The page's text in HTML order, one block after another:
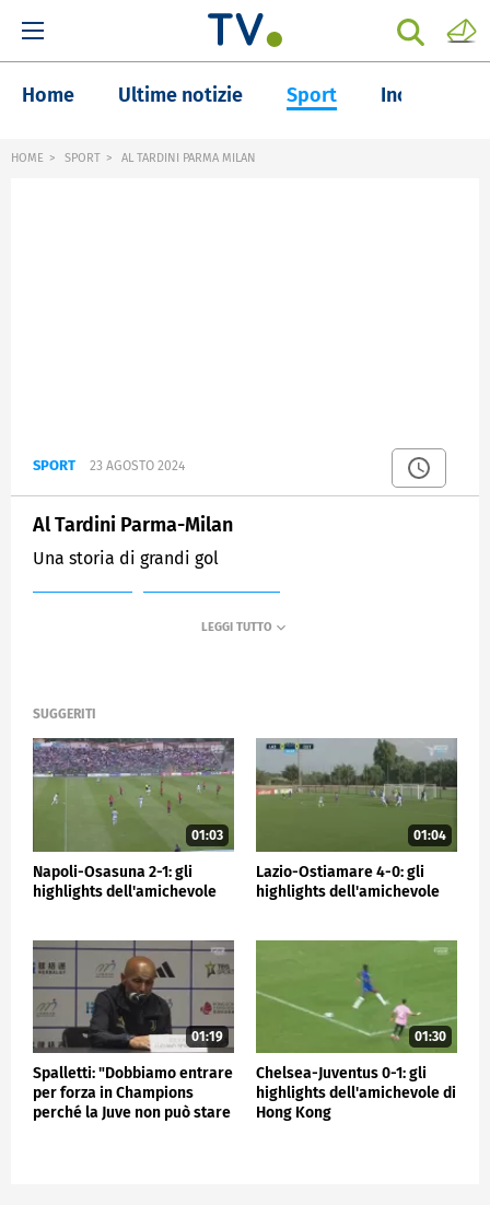
Home Ultime notizie Sport Inchieste
HOME SPORT AL TARDINI PARMA MILAN
SPORT 23 AGOSTO 2024
Al Tardini Parma-Milan
Una storia di grandi gol
SUGGERITI
01:03
Napoli-Osasuna 2-1: gli
highlights dell'amichevole
01:04
Lazio-Ostiamare 4-0: gli
highlights dell'amichevole
01:19
Spalletti: "Dobbiamo entrare
per forza in Champions
perché la Juve non può stare
01:30
Chelsea-Juventus 0-1: gli
highlights dell'amichevole di
Hong Kong